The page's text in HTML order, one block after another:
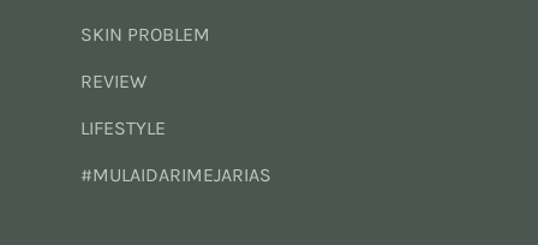
SKIN PROBLEM
REVIEW
LIFESTYLE
#MULAIDARIMEJARIAS